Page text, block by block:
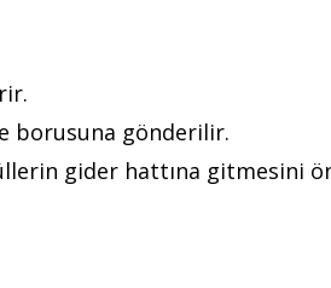
borusuna gönderilir.
gider hattına gitmesini